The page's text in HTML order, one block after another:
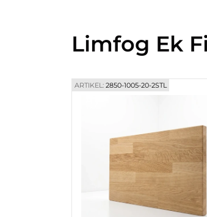
Limfog Ek
ARTIKEL: 2850-1005-20-2STL